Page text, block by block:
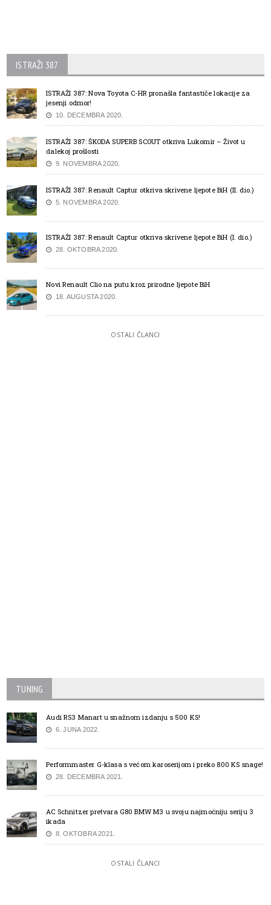
ISTRAŽI 387
ISTRAŽI 387: Nova Toyota C-HR pronašla fantastiče lokacije za
jesenji odmor!
10. DECEMBRA 2020.
ISTRAŽI 387: ŠKODA SUPERB SCOUT otkriva Lukomir – Život u
dalekoj prošlosti
9. NOVEMBRA 2020.
ISTRAŽI 387: Renault Captur otkriva skrivene ljepote BiH (II. dio.)
5. NOVEMBRA 2020.
ISTRAŽI 387: Renault Captur otkriva skrivene ljepote BiH (I. dio.)
28. OKTOBRA 2020.
Novi Renault Clio na putu kroz prirodne ljepote BiH
18. AUGUSTA 2020.
OSTALI ČLANCI
TUNING
Audi RS3 Manart u snažnom izdanju s 500 KS!
6. JUNA 2022.
Performmaster G-klasa s većom karoserijom i preko 800 KS snage!
28. DECEMBRA 2021.
AC Schnitzer pretvara G80 BMW M3 u svoju najmoćniju seriju 3
ikada
8. OKTOBRA 2021.
OSTALI ČLANCI